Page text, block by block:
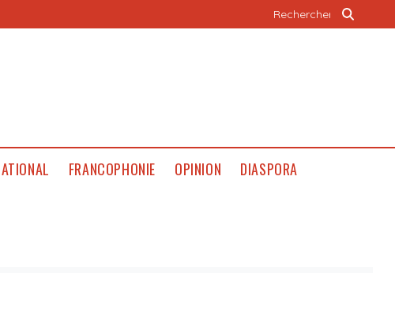
FRANCOPHONIE OPINION DIASPORA